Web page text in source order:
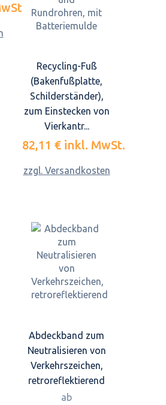
Recycling-Fuß
(Bakenfußplatte,
Schilderständer),
zum Einstecken von
Vierkantr...
82,11 € inkl. MwSt.
zzgl. Versandkosten
Abdeckband zum
Neutralisieren von
Verkehrszeichen,
retroreflektierend
ab